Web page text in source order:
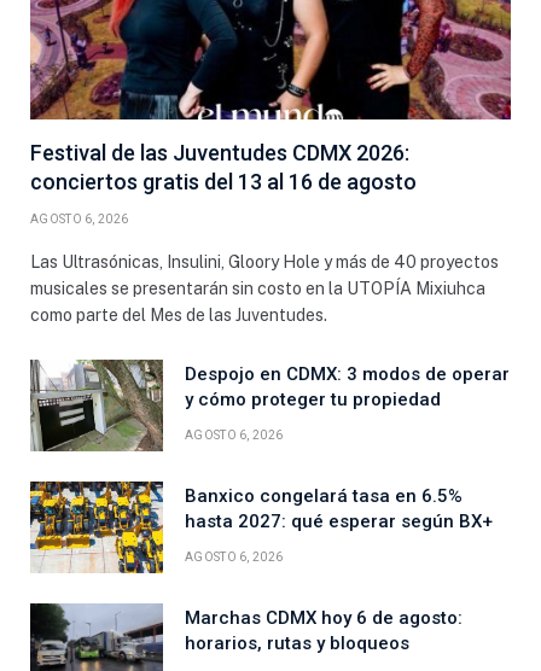
Festival de las Juventudes CDMX 2026:
conciertos gratis del 13 al 16 de agosto
AGOSTO 6, 2026
Las Ultrasónicas, Insulini, Gloory Hole y más de 40 proyectos
musicales se presentarán sin costo en la UTOPÍA Mixiuhca
como parte del Mes de las Juventudes.
Despojo en CDMX: 3 modos de operar
y cómo proteger tu propiedad
AGOSTO 6, 2026
Banxico congelará tasa en 6.5%
hasta 2027: qué esperar según BX+
AGOSTO 6, 2026
Marchas CDMX hoy 6 de agosto:
horarios, rutas y bloqueos